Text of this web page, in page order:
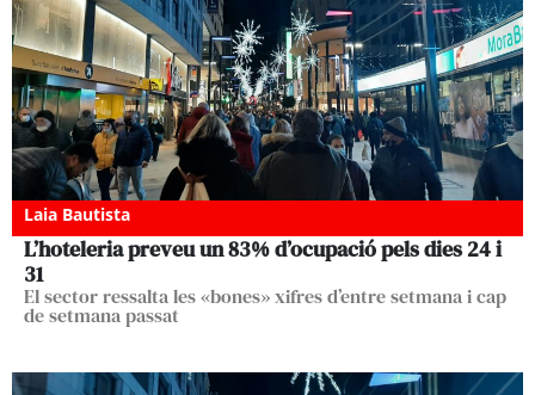
Laia Bautista
L’hoteleria preveu un 83% d’ocupació pels dies 24 i
31
El sector ressalta les «bones» xifres d’entre setmana i cap
de setmana passat